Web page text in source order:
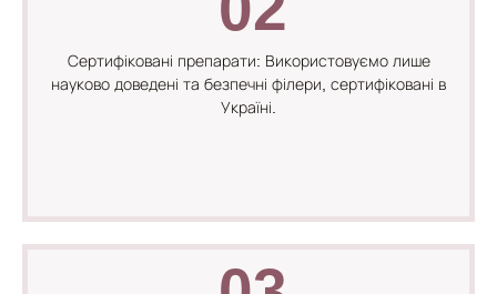
Сертифіковані препарати: Використовуємо лише
науково доведені та безпечні філери, сертифіковані в
Україні.